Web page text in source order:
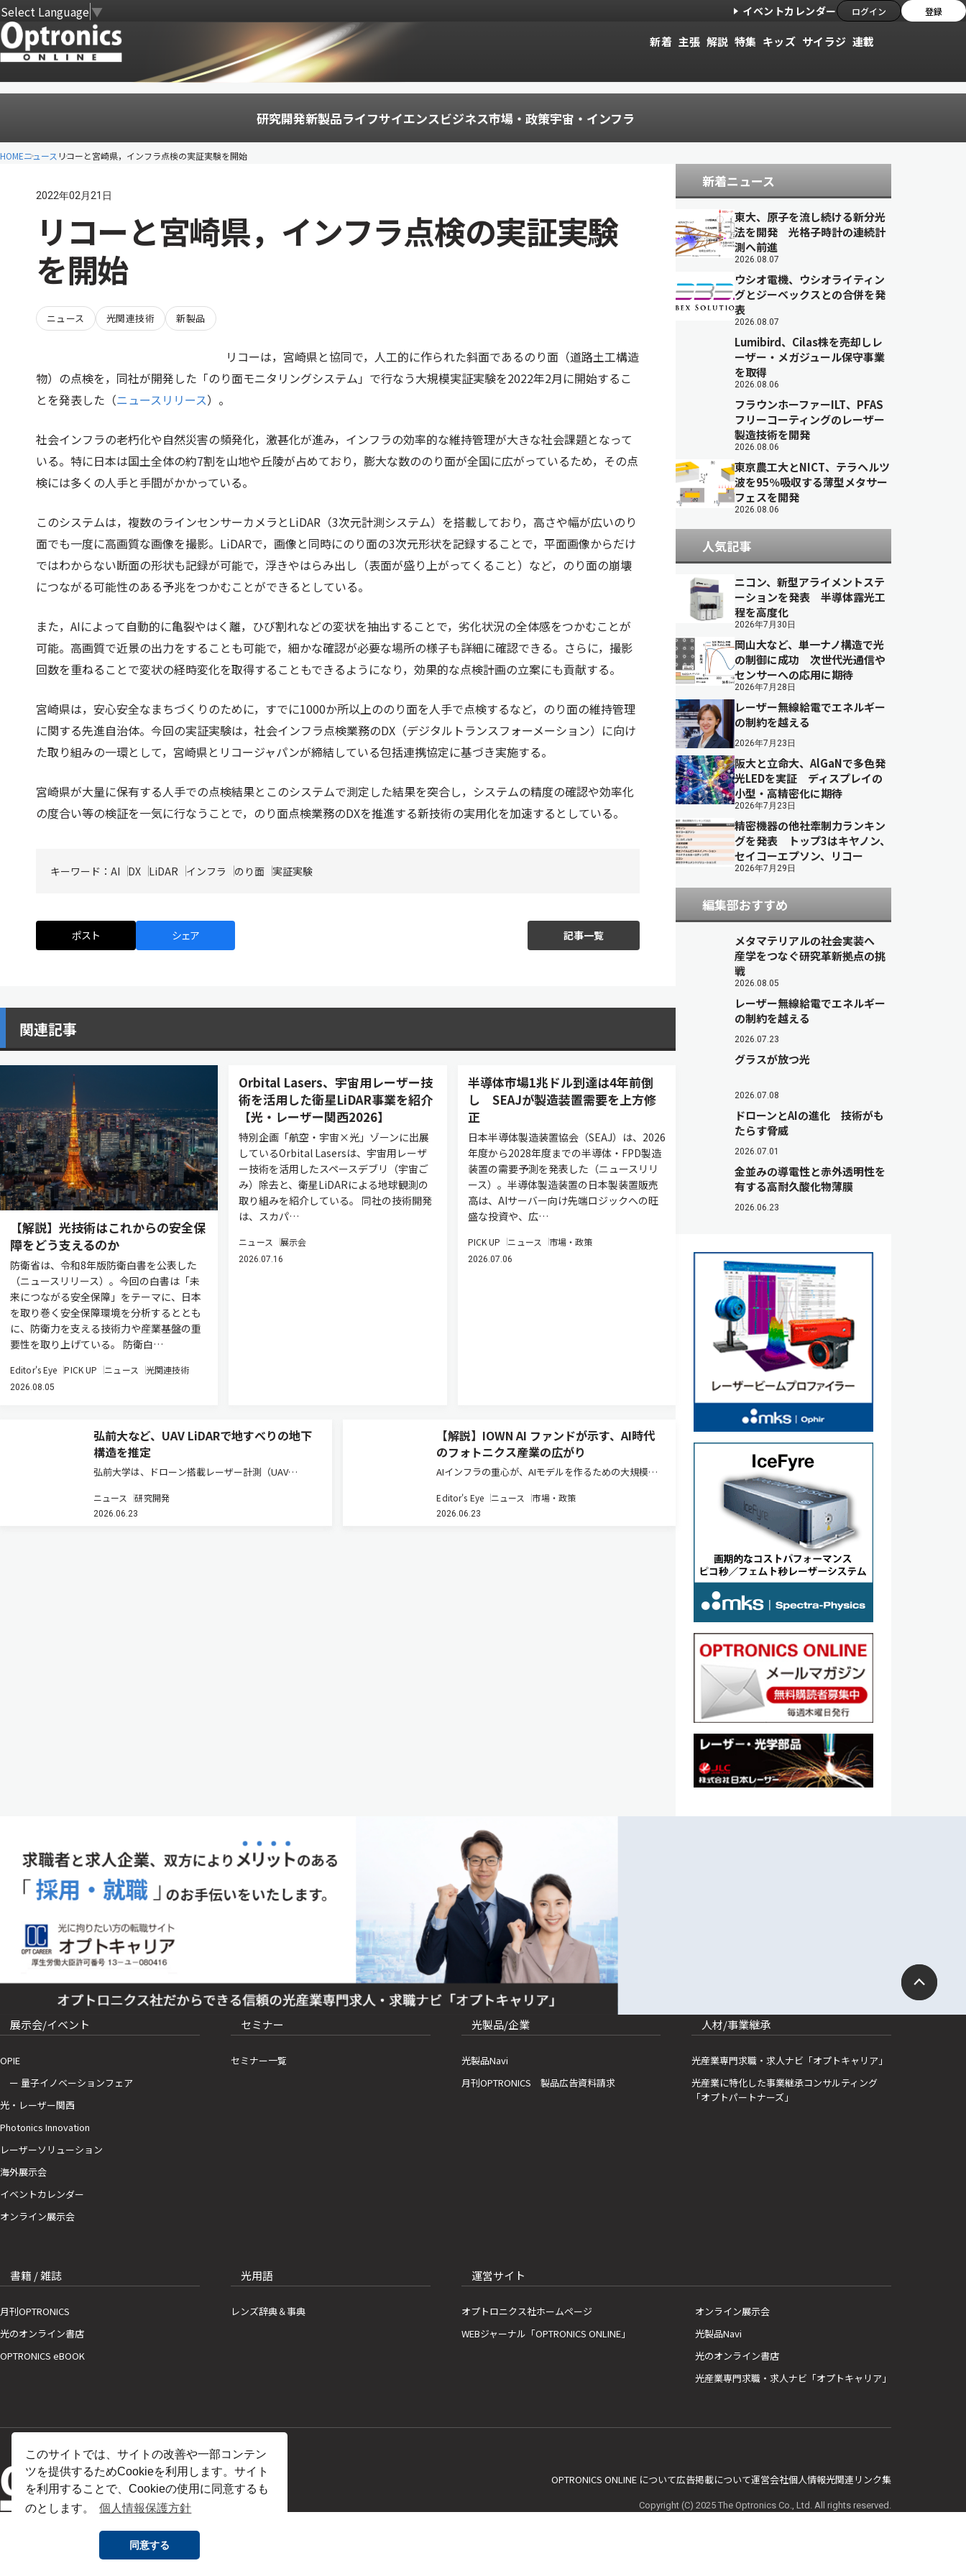
このサイトでは、サイトの改善や一部コンテン
ツを提供するためCookieを利用します。サイト
を利用することで、Cookieの使用に同意するも
のとします。
個人情報保護方針
同意する
Select Language▼ イベントカレンダー ログイン 登録
新着 主張 解説 特集 キッズ サイラジ 連載
研究開発新製品ライフサイエンスビジネス市場・政策宇宙・インフラ
HOMEニュース リコーと宮崎県，インフラ点検の実証実験を開始
2022年02月21日
リコーと宮崎県，インフラ点検の実証実験
を開始
ニュース 光関連技術 新製品
リコーは，宮崎県と協同で，人工的に作られた斜面であるのり面（道路土工構造
物）の点検を，同社が開発した「のり面モニタリングシステム」で行なう大規模実証実験を2022年2月に開始するこ
とを発表した（ニュースリリース）。
社会インフラの老朽化や自然災害の頻発化，激甚化が進み，インフラの効率的な維持管理が大きな社会課題となって
いる。特に日本は国土全体の約7割を山地や丘陵が占めており，膨大な数ののり面が全国に広がっているため，その点
検には多くの人手と手間がかかっている。
このシステムは，複数のラインセンサーカメラとLiDAR（3次元計測システム）を搭載しており，高さや幅が広いのり
面でも一度に高画質な画像を撮影。LiDARで，画像と同時にのり面の3次元形状を記録することで，平面画像からだけ
ではわからない断面の形状も記録が可能で，浮きやはらみ出し（表面が盛り上がってくること）など，のり面の崩壊
につながる可能性のある予兆をつかむことができるとしている。
また，AIによって自動的に亀裂やはく離，ひび割れなどの変状を抽出することで，劣化状況の全体感をつかむことが
可能。高画質で近景の出力をすることも可能で，細かな確認が必要な場所の様子も詳細に確認できる。さらに，撮影
回数を重ねることで変状の経時変化を取得することもできるようになり，効果的な点検計画の立案にも貢献する。
宮崎県は，安心安全なまちづくりのために，すでに1000か所以上ののり面を人手で点検するなど，のり面の維持管理
に関する先進自治体。今回の実証実験は，社会インフラ点検業務のDX（デジタルトランスフォーメーション）に向け
た取り組みの一環として，宮崎県とリコージャパンが締結している包括連携協定に基づき実施する。
宮崎県が大量に保有する人手での点検結果とこのシステムで測定した結果を突合し，システムの精度の確認や効率化
の度合い等の検証を一気に行なうことで，のり面点検業務のDXを推進する新技術の実用化を加速するとしている。
キーワード： AI DX LiDAR インフラ のり面 実証実験
ポスト シェア 記事一覧
関連記事
【解説】光技術はこれからの安全保
障をどう支えるのか
防衛省は、令和8年版防衛白書を公表した
（ニュースリリース）。今回の白書は「未
来につながる安全保障」をテーマに、日本
を取り巻く安全保障環境を分析するととも
に、防衛力を支える技術力や産業基盤の重
要性を取り上げている。 防衛白…
Editor's Eye PICK UP ニュース 光関連技術
2026.08.05
Orbital Lasers、宇宙用レーザー技
術を活用した衛星LiDAR事業を紹介
【光・レーザー関西2026】
特別企画「航空・宇宙×光」ゾーンに出展
しているOrbital Lasersは、宇宙用レーザ
ー技術を活用したスペースデブリ（宇宙ご
み）除去と、衛星LiDARによる地球観測の
取り組みを紹介している。 同社の技術開発
は、スカパ…
ニュース 展示会
2026.07.16
半導体市場1兆ドル到達は4年前倒
し SEAJが製造装置需要を上方修
正
日本半導体製造装置協会（SEAJ）は、2026
年度から2028年度までの半導体・FPD製造
装置の需要予測を発表した（ニュースリリ
ース）。半導体製造装置の日本製装置販売
高は、AIサーバー向け先端ロジックへの旺
盛な投資や、広…
PICK UP ニュース 市場・政策
2026.07.06
弘前大など、UAV LiDARで地すべりの地下
構造を推定
弘前大学は、ドローン搭載レーザー計測（UAV
下にある「すべり面」の形状を推定する新たな技術を
開発したと発表した（ニュースリリース）。 図 ドロ
ニュース 研究開発
2026.06.23
【解説】IOWN AI ファンドが示す、AI時代
のフォトニクス産業の広がり
AIインフラの重心が、AIモデルを作るための大規模な
みへ移りつつある。NTTなどが2026年6月10日付で発
表した投資ファンド「IOWN AI Fund」（関連記事）が
Editor's Eye ニュース 市場・政策
2026.06.23
新着ニュース
東大、原子を流し続ける新分光
法を開発 光格子時計の連続計
測へ前進
2026.08.07
ウシオ電機、ウシオライティン
グとジーベックスとの合併を発
表
2026.08.07
Lumibird、Cilas株を売却しレ
ーザー・メガジュール保守事業
を取得
2026.08.06
フラウンホーファーILT、PFAS
フリーコーティングのレーザー
製造技術を開発
2026.08.06
東京農工大とNICT、テラヘルツ
波を95％吸収する薄型メタサー
フェスを開発
2026.08.06
人気記事
ニコン、新型アライメントステ
ーションを発表 半導体露光工
程を高度化
2026年7月30日
岡山大など、単一ナノ構造で光
の制御に成功 次世代光通信や
センサーへの応用に期待
2026年7月28日
レーザー無線給電でエネルギー
の制約を越える
2026年7月23日
阪大と立命大、AlGaNで多色発
光LEDを実証 ディスプレイの
小型・高精密化に期待
2026年7月23日
精密機器の他社牽制力ランキン
グを発表 トップ3はキヤノン、
セイコーエプソン、リコー
2026年7月29日
編集部おすすめ
メタマテリアルの社会実装へ
産学をつなぐ研究革新拠点の挑
戦
2026.08.05
レーザー無線給電でエネルギー
の制約を越える
2026.07.23
グラスが放つ光
2026.07.08
ドローンとAIの進化 技術がも
たらす脅威
2026.07.01
金並みの導電性と赤外透明性を
有する高耐久酸化物薄膜
2026.06.23
展示会/イベント
OPIE
ー 量子イノベーションフェア
光・レーザー関西
Photonics Innovation
レーザーソリューション
海外展示会
イベントカレンダー
オンライン展示会
セミナー
セミナー一覧
光製品/企業
光製品Navi
月刊OPTRONICS 製品広告資料請求
人材/事業継承
光産業専門求職・求人ナビ「オプトキャリア」
光産業に特化した事業継承コンサルティング
「オプトパートナーズ」
書籍 / 雑誌
月刊OPTRONICS
光のオンライン書店
OPTRONICS eBOOK
光用語
レンズ辞典＆事典
運営サイト
オプトロニクス社ホームページ
WEBジャーナル「OPTRONICS ONLINE」
オンライン展示会
光製品Navi
光のオンライン書店
光産業専門求職・求人ナビ「オプトキャリア」
OPTRONICS ONLINE について広告掲載について運営会社個人情報光関連リンク集
Copyright (C) 2025 The Optronics Co., Ltd. All rights reserved.